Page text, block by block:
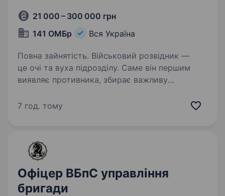
21 000 – 300 000 грн
141 ОМБр
Вся Україна
Повна зайнятість. Військовий розвідник —
це очі та вуха підрозділу. Саме він першим
виявляє противника, збирає важливу
та допомагає командуванню приймати
7 год. тому
Офіцер ВБпС управління
бригади